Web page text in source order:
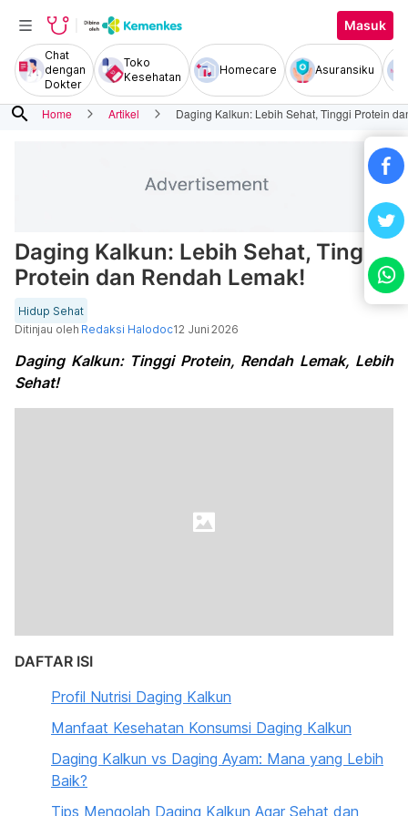
Masuk
Chat
dengan
Dokter
Toko
Kesehatan
Homecare Asuransiku
search Home Artikel Daging Kalkun: Lebih Sehat, Tinggi Protein
Daging Kalkun: Lebih Sehat, Tinggi
Protein dan Rendah Lemak!
Hidup Sehat
Ditinjau oleh Redaksi Halodoc12 Juni 2026
Daging Kalkun: Tinggi Protein, Rendah Lemak, Lebih
Sehat!
DAFTAR ISI
Profil Nutrisi Daging Kalkun
Manfaat Kesehatan Konsumsi Daging Kalkun
Daging Kalkun vs Daging Ayam: Mana yang Lebih
Baik?
Tips Mengolah Daging Kalkun Agar Sehat dan